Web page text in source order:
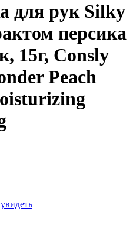
для рук Silky
персика
15г, Consly
Peach